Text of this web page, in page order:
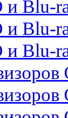
и Blu-
и Blu-
Blu-